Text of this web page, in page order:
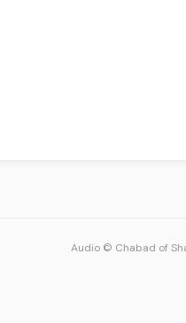
Audio © Chabad of